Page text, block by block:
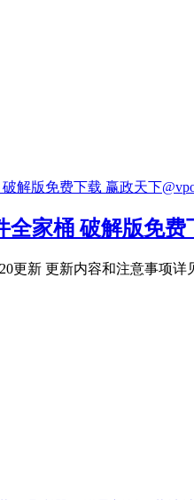
全家桶 破解版免费
更新 更新内容和注意事